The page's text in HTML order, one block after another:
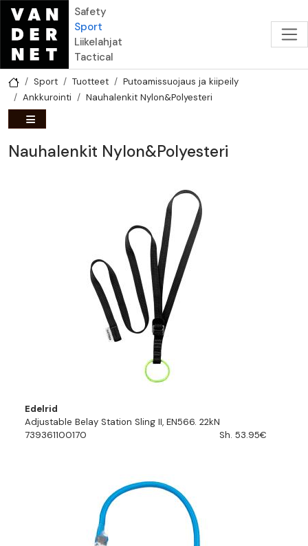
Hyppää pääsisältöön
Safety
Sport
Liikelahjat
Tactical
Sport Tuotteet
Putoamissuojaus ja kiipeily
Ankkurointi
Nauhalenkit Nylon&Polyesteri
Nauhalenkit Nylon&Polyesteri
Edelrid
Adjustable Belay Station Sling II, EN566. 22kN
739361100170
Sh. 53.95€